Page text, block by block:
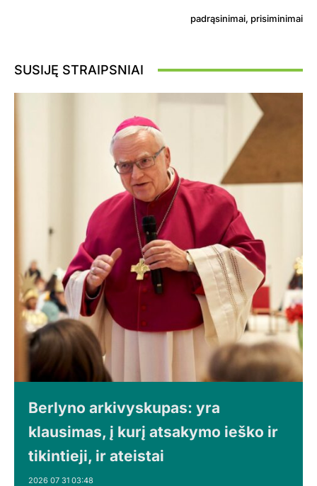
padrąsinimai, prisiminimai
SUSIJĘ STRAIPSNIAI
Berlyno arkivyskupas: yra
klausimas, į kurį atsakymo ieško ir
tikintieji, ir ateistai
2026 07 31 03:48